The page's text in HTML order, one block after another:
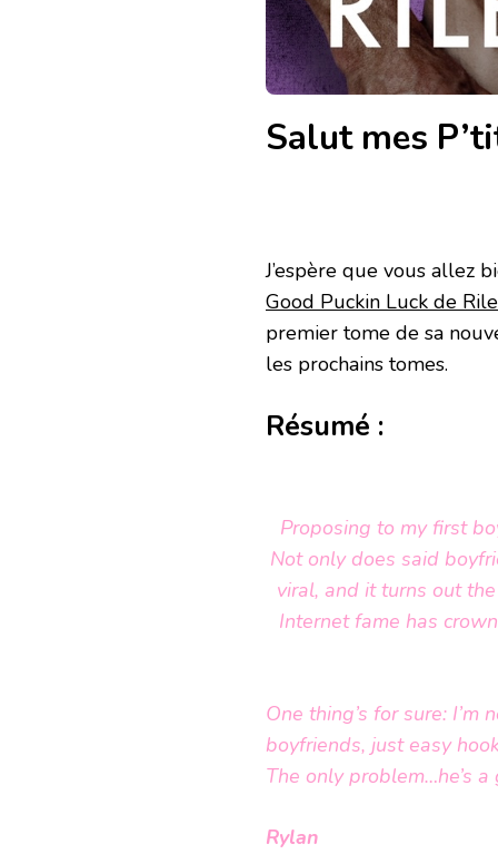
Salut mes
J’espère que vous allez
Good Puckin Luck de
premier tome de sa
les prochains tomes.
Résumé :
Proposing to my first
Not only does said
viral, and it turns out
Internet fame has
One thing’s for sure:
boyfriends, just easy
The only problem…he’s
Rylan